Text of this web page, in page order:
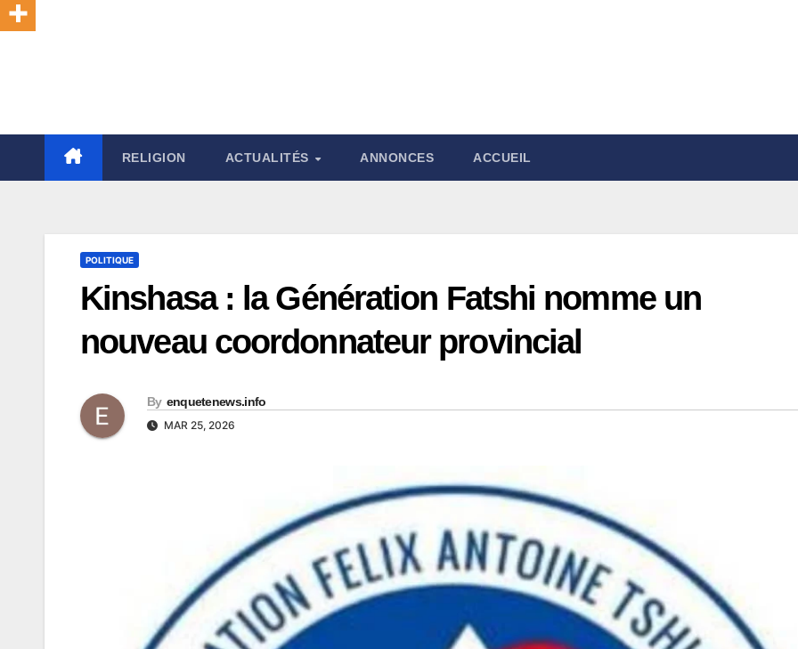
RELIGION ACTUALITÉS ANNONCES ACCUEIL
POLITIQUE
Kinshasa : la Génération Fatshi nomme un
nouveau coordonnateur provincial
By enquetenews.info
MAR 25, 2026